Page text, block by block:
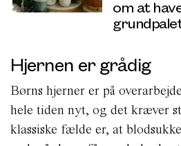
om at
Hjernen er grådig
Børns hjerner er på
hele tiden nyt, og det kræver
klassiske fælde er, at